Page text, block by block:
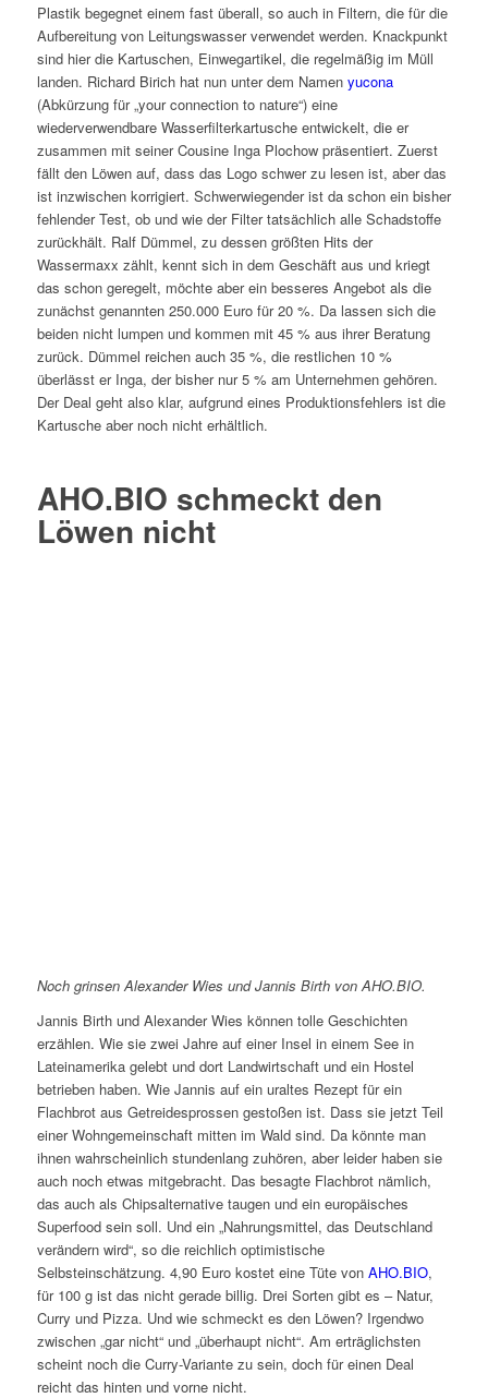
Plastik begegnet einem fast überall, so auch in Filtern, die für die
Aufbereitung von Leitungswasser verwendet werden. Knackpunkt
sind hier die Kartuschen, Einwegartikel, die regelmäßig im Müll
landen. Richard Birich hat nun unter dem Namen yucona
(Abkürzung für „your connection to nature“) eine
wiederverwendbare Wasserfilterkartusche entwickelt, die er
zusammen mit seiner Cousine Inga Plochow präsentiert. Zuerst
fällt den Löwen auf, dass das Logo schwer zu lesen ist, aber das
ist inzwischen korrigiert. Schwerwiegender ist da schon ein bisher
fehlender Test, ob und wie der Filter tatsächlich alle Schadstoffe
zurückhält. Ralf Dümmel, zu dessen größten Hits der
Wassermaxx zählt, kennt sich in dem Geschäft aus und kriegt
das schon geregelt, möchte aber ein besseres Angebot als die
zunächst genannten 250.000 Euro für 20 %. Da lassen sich die
beiden nicht lumpen und kommen mit 45 % aus ihrer Beratung
zurück. Dümmel reichen auch 35 %, die restlichen 10 %
überlässt er Inga, der bisher nur 5 % am Unternehmen gehören.
Der Deal geht also klar, aufgrund eines Produktionsfehlers ist die
Kartusche aber noch nicht erhältlich.
AHO.BIO schmeckt den
Löwen nicht
Noch grinsen Alexander Wies und Jannis Birth von AHO.BIO.
Jannis Birth und Alexander Wies können tolle Geschichten
erzählen. Wie sie zwei Jahre auf einer Insel in einem See in
Lateinamerika gelebt und dort Landwirtschaft und ein Hostel
betrieben haben. Wie Jannis auf ein uraltes Rezept für ein
Flachbrot aus Getreidesprossen gestoßen ist. Dass sie jetzt Teil
einer Wohngemeinschaft mitten im Wald sind. Da könnte man
ihnen wahrscheinlich stundenlang zuhören, aber leider haben sie
auch noch etwas mitgebracht. Das besagte Flachbrot nämlich,
das auch als Chipsalternative taugen und ein europäisches
Superfood sein soll. Und ein „Nahrungsmittel, das Deutschland
verändern wird“, so die reichlich optimistische
Selbsteinschätzung. 4,90 Euro kostet eine Tüte von AHO.BIO,
für 100 g ist das nicht gerade billig. Drei Sorten gibt es – Natur,
Curry und Pizza. Und wie schmeckt es den Löwen? Irgendwo
zwischen „gar nicht“ und „überhaupt nicht“. Am erträglichsten
scheint noch die Curry-Variante zu sein, doch für einen Deal
reicht das hinten und vorne nicht.